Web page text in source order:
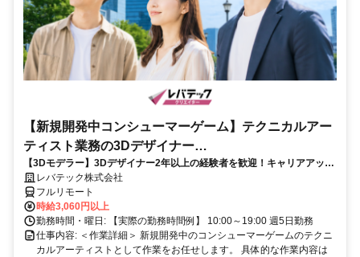
【新規開発中コンシューマーゲーム】テクニカルアー
ティスト業務の3Dデザイナー
_LTCR547867_CP_CRG
【3Dモデラー】3Dデザイナー2年以上の経験者を歓迎！キャリアアップ
を目指したい方も大歓迎♪
レバテック株式会社
フルリモート
時給3,060円以上
勤務時間・曜日: 【実際の勤務時間例】 10:00～19:00 週5日勤務
仕事内容: ＜作業詳細＞ 新規開発中のコンシューマーゲームのテクニ
カルアーティストとして作業をお任せします。 具体的な作業内容は